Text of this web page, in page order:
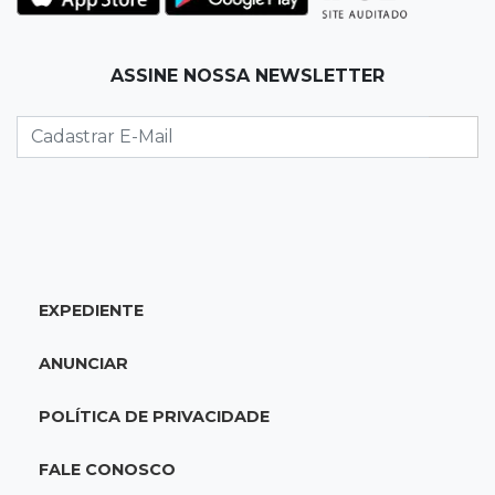
Palmeiras e Vasco confirmam vagas nas
Eleitorado aprova teste da urna, mas diz que
colinha será "fundamental"
Escolas municipais lideram notas do Ensino
ASSINE NOSSA NEWSLETTER
EXPEDIENTE
ANUNCIAR
POLÍTICA DE PRIVACIDADE
FALE CONOSCO